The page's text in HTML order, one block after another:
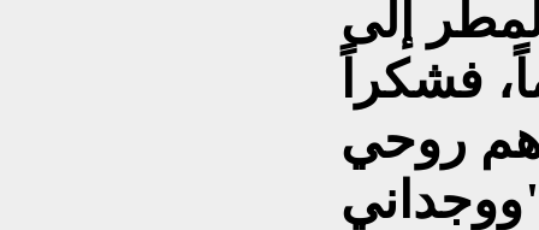
إلى
فشكراً
روحي